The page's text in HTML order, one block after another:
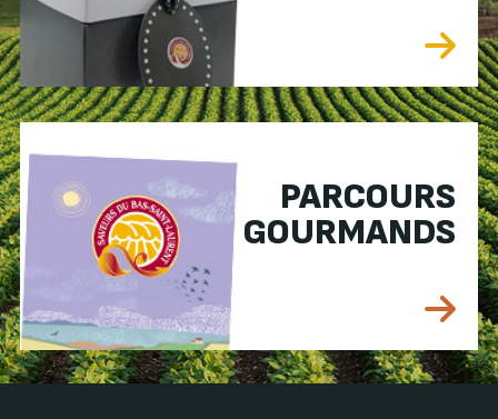
PARCOURS
GOURMANDS